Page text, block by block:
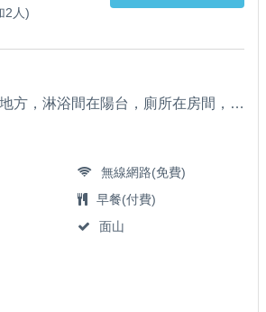
2人)
方，淋浴間在陽台，廁所在房間，小
無線網路(免費)
早餐(付費)
面山